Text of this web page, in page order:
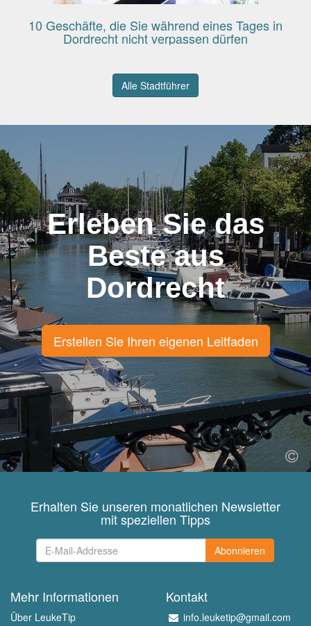
10 Geschäfte, die Sie während eines Tages in
Dordrecht nicht verpassen dürfen
Alle Stadtführer
Erleben Sie das
Beste aus
Dordrecht
Erstellen Sie Ihren eigenen Leitfaden
Erhalten Sie unseren monatlichen Newsletter
mit speziellen Tipps
Abonnieren
Mehr Informationen
Über LeukeTip
Kontakt
info.leuketip@gmail.com